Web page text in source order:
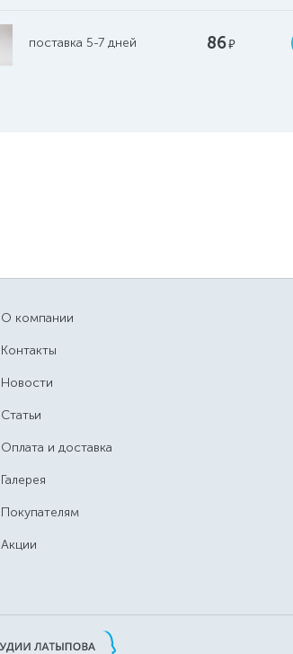
поставка 5-7 дней 86руб.
О компании
Контакты
Новости
Статьи
Оплата и доставка
Галерея
Покупателям
Акции